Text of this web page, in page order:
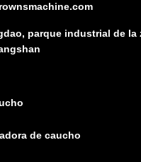
parque industrial de la
de caucho